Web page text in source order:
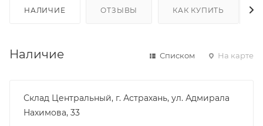
НАЛИЧИЕ ОТЗЫВЫ КАК КУПИТЬ
Наличие Списком На карте
Склад Центральный, г. Астрахань, ул. Адмирала
Нахимова, 33